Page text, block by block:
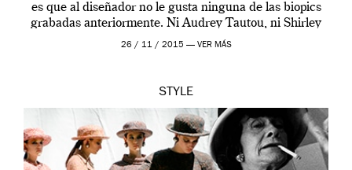
es que al diseñador no le gusta ninguna de las biopics
grabadas anteriormente. Ni Audrey Tautou, ni Shirley
McLaine ni ninguna otra. A él […]
26 / 11 / 2015 — VER MÁS
STYLE